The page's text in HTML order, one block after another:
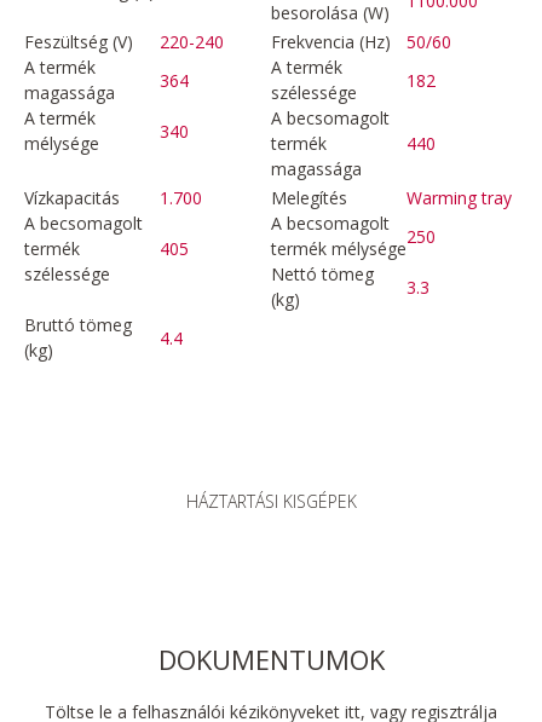
besorolása (W)
Feszültség (V)
220-240 Frekvencia (Hz)
50/60
A termék
magassága
364
A termék
szélessége
182
A termék
mélysége
340
A becsomagolt
termék
magassága
440
Vízkapacitás 1.700 Melegítés
Warming tray
A becsomagolt
termék
szélessége
405
A becsomagolt
termék mélysége
250
Nettó tömeg
(kg)
3.3
Bruttó tömeg
(kg)
4.4
HÁZTARTÁSI KISGÉPEK
DOKUMENTUMOK
Töltse le a felhasználói kézikönyveket itt, vagy regisztrálja